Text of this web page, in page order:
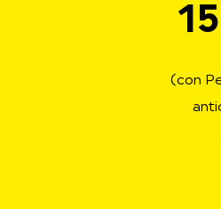
(con